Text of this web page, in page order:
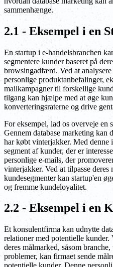
sammenhænge.
2.1 - Eksempel i en
En startup i e-handelsbranchen
segmentere kunder baseret på
browsingadfærd. Ved at
personlige produktanbefalinger,
mailkampagner til forskellige
tilgang kan hjælpe med at øge
konverteringsraterne og drive
For eksempel, lad os overveje en
Gennem database marketing kan
har købt vinterjakker. Med denne
segment af kunder, der er
personlige e-mails, der
vinterjakker. Ved at tilpasse
kundesegmenter kan startup'en
og fremme kundeloyalitet.
2.2 - Eksempel i en
Et konsulentfirma kan udnytte
relationer med potentielle
deres målmarked, såsom
problemer, kan firmaet sende